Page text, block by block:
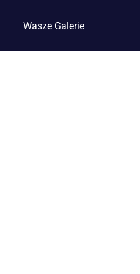
Wasze Galerie